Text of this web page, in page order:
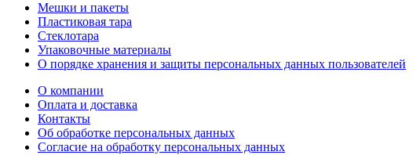
Мешки и пакеты
Пластиковая тара
Стеклотара
Упаковочные материалы
О порядке хранения и защиты персональных данных пользователей
О компании
Оплата и доставка
Контакты
Об обработке персональных данных
Согласие на обработку персональных данных